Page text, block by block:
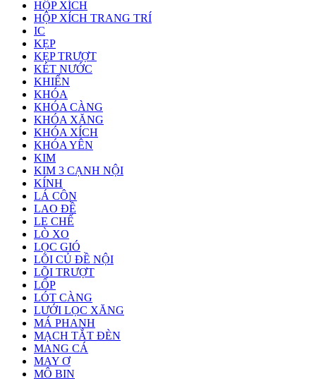
HỘP XÍCH
HỘP XÍCH TRANG TRÍ
IC
KẸP
KẸP TRƯỢT
KÉT NƯỚC
KHIỂN
KHÓA
KHÓA CÀNG
KHÓA XĂNG
KHÓA XÍCH
KHÓA YÊN
KIM
KIM 3 CẠNH NỘI
KÍNH
LÁ CÔN
LAO ĐỀ
LE CHẾ
LÒ XO
LỌC GIÓ
LÕI CỦ ĐỀ NỘI
LÕI TRƯỢT
LỐP
LÓT CÀNG
LƯỚI LỌC XĂNG
MÁ PHANH
MẠCH TẮT ĐÈN
MANG CÁ
MAY Ơ
MÔ BIN